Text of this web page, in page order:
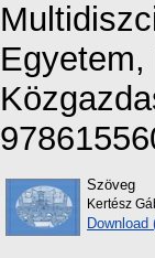
Szöveg
Kertész
Download